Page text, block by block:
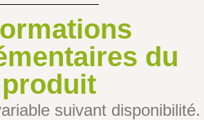
du
produit
suivant disponibilité.